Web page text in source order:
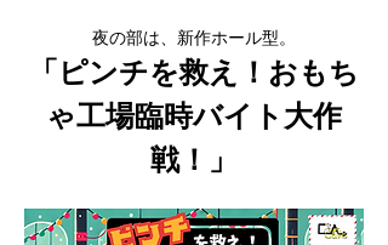
夜の部は、新作ホール型。
「ピンチを救え！おもち
ゃ工場臨時バイト大作
戦！」